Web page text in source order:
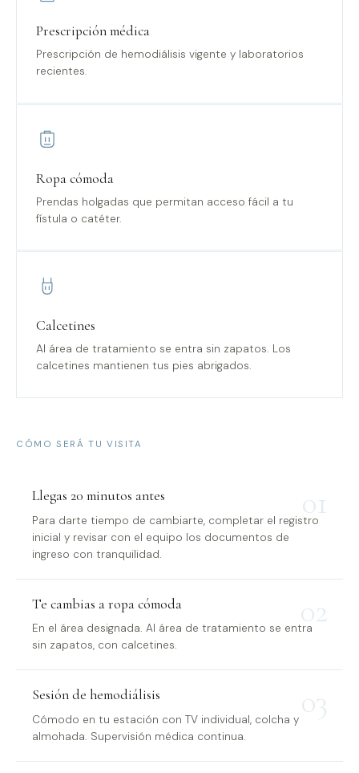
Prescripción médica
Prescripción de hemodiálisis vigente y laboratorios
recientes.
Ropa cómoda
Prendas holgadas que permitan acceso fácil a tu
fístula o catéter.
Calcetines
Al área de tratamiento se entra sin zapatos. Los
calcetines mantienen tus pies abrigados.
CÓMO SERÁ TU VISITA
01
Llegas 20 minutos antes
Para darte tiempo de cambiarte, completar el registro
inicial y revisar con el equipo los documentos de
ingreso con tranquilidad.
02
Te cambias a ropa cómoda
En el área designada. Al área de tratamiento se entra
sin zapatos, con calcetines.
03
Sesión de hemodiálisis
Cómodo en tu estación con TV individual, colcha y
almohada. Supervisión médica continua.